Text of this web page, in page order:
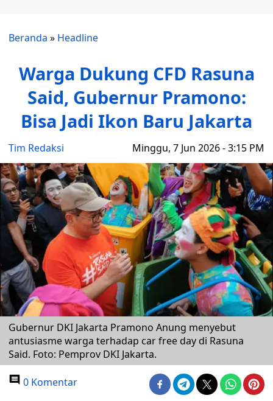
Beranda » Headline
Warga Dukung CFD Rasuna
Said, Gubernur Pramono:
Bisa Jadi Ikon Baru Jakarta
Tim Redaksi Minggu, 7 Jun 2026 - 3:15 PM
Gubernur DKI Jakarta Pramono Anung menyebut
antusiasme warga terhadap car free day di Rasuna
Said. Foto: Pemprov DKI Jakarta.
0 Komentar